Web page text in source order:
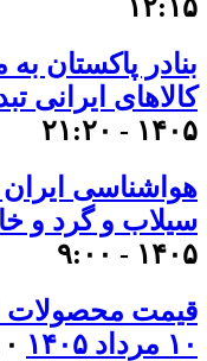
۱۲:۱۵
بنادر پاکستان
کالاهای ایرانی
۱۴۰۵ - ۲۱:۲۰
هواشناسی ایران
سیلاب و گرد و
۱۴۰۵ - ۹:۰۰
قیمت محصولات
۱۰ مرداد ۱۴۰۵
۱۰